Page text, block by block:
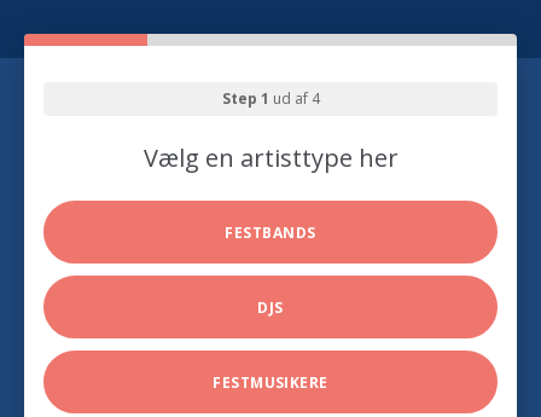
Step 1 ud af 4
Vælg en artisttype her
FESTBANDS
DJS
FESTMUSIKERE